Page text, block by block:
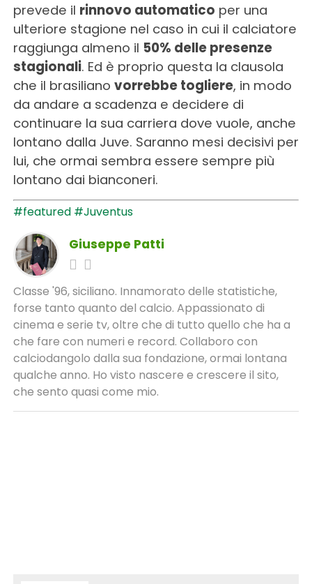
prevede il rinnovo automatico per una
ulteriore stagione nel caso in cui il calciatore
raggiunga almeno il 50% delle presenze
stagionali. Ed è proprio questa la clausola
che il brasiliano vorrebbe togliere, in modo
da andare a scadenza e decidere di
continuare la sua carriera dove vuole, anche
lontano dalla Juve. Saranno mesi decisivi per
lui, che ormai sembra essere sempre più
lontano dai bianconeri.
#featured #Juventus
Giuseppe Patti
Classe '96, siciliano. Innamorato delle statistiche,
forse tanto quanto del calcio. Appassionato di
cinema e serie tv, oltre che di tutto quello che ha a
che fare con numeri e record. Collaboro con
calciodangolo dalla sua fondazione, ormai lontana
qualche anno. Ho visto nascere e crescere il sito,
che sento quasi come mio.